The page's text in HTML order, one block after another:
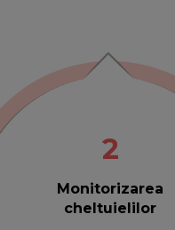
2
Monitorizarea
cheltuielilor